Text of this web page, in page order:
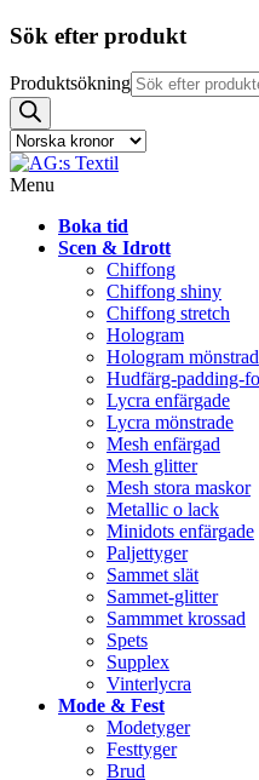
Sök efter produkt
Produktsökning
Menu
Boka tid
Scen & Idrott
Chiffong
Chiffong shiny
Chiffong stretch
Hologram
Hologram mönstrad
Hudfärg-padding-
Lycra enfärgade
Lycra mönstrade
Mesh enfärgad
Mesh glitter
Mesh stora maskor
Metallic o lack
Minidots enfärgade
Paljettyger
Sammet slät
Sammet-glitter
Sammmet krossad
Spets
Supplex
Vinterlycra
Mode & Fest
Modetyger
Festtyger
Brud